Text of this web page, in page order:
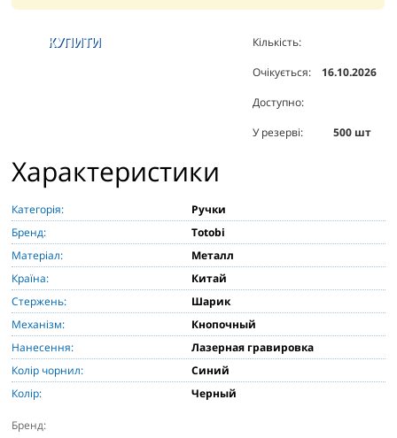
Кількість:
Очікується:
16.10.2026
Доступно:
У резерві:
500шт
Характеристики
Категорія:
Ручки
Бренд:
Totobi
Матеріал:
Металл
Країна:
Китай
Стержень:
Шарик
Механізм:
Кнопочный
Нанесення:
Лазерная гравировка
Колір чорнил:
Синий
Колір:
Черный
Бренд: